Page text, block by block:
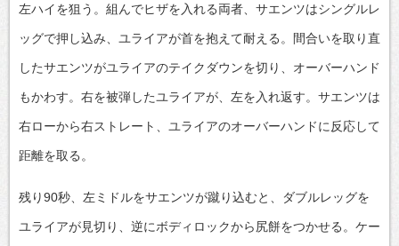
左ハイを狙う。組んでヒザを入れる両者、サエンツはシングルレ
ッグで押し込み、ユライアが首を抱えて耐える。間合いを取り直
したサエンツがユライアのテイクダウンを切り、オーバーハンド
もかわす。右を被弾したユライアが、左を入れ返す。サエンツは
右ローから右ストレート、ユライアのオーバーハンドに反応して
距離を取る。
残り90秒、左ミドルをサエンツが蹴り込むと、ダブルレッグを
ユライアが見切り、逆にボディロックから尻餅をつかせる。ケー